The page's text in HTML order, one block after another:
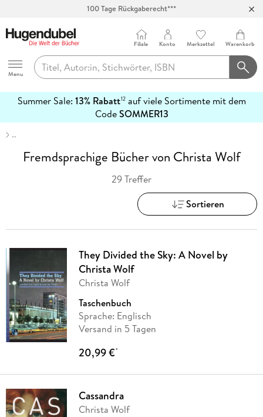
Hugendubel
Menu
Filiale Konto Merkzettel Warenkorb
Summer Sale: 13% Rabatt12auf viele Sortimente mit dem
CodeSOMMER13
erfahren
…
Fremdsprachige Bücher von Christa Wolf
29 Treffer
Sortieren
They Divided the Sky: A Novel by
Christa Wolf
Christa Wolf
Taschenbuch
Sprache: Englisch
Versand in 5 Tagen
20,99 €*
Cassandra
Christa Wolf